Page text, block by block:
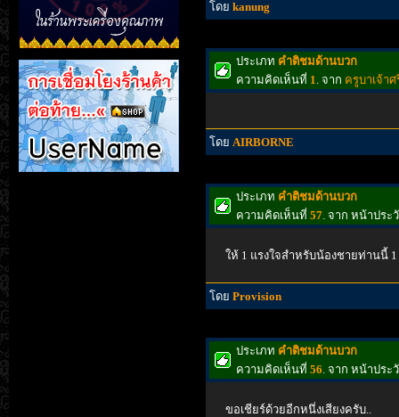
โดย kanung
ประเภท คำติชมด้านบวก
ความคิดเห็นที่ 1. จาก ครูบาเจ้า
โดย AIRBORNE
ประเภท คำติชมด้านบวก
ความคิดเห็นที่ 57. จาก หน้าประ
ให้ 1 แรงใจสำหรับน้องชายท่านนี้
โดย Provision
ประเภท คำติชมด้านบวก
ความคิดเห็นที่ 56. จาก หน้าประ
ขอเชียร์ด้วยอีกหนึ่งเสียงครับ..